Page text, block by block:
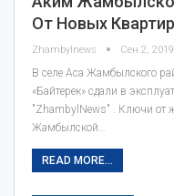
От Новых
Zhambylnews Сен 2, 2019
В селе Аса Жамбылского
«Байтерек» сдали в
"ZhambylNews" . Ключи от
Жамбылской…
READ MORE...